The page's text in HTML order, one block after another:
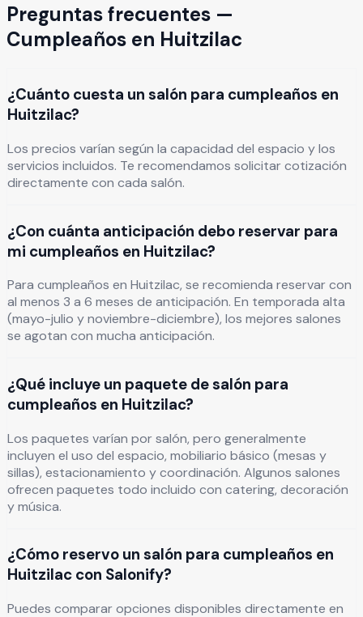
Preguntas frecuentes —
Cumpleaños en Huitzilac
¿Cuánto cuesta un salón para cumpleaños en
Huitzilac?
Los precios varían según la capacidad del espacio y los
servicios incluidos. Te recomendamos solicitar cotización
directamente con cada salón.
¿Con cuánta anticipación debo reservar para
mi cumpleaños en Huitzilac?
Para cumpleaños en Huitzilac, se recomienda reservar con
al menos 3 a 6 meses de anticipación. En temporada alta
(mayo-julio y noviembre-diciembre), los mejores salones
se agotan con mucha anticipación.
¿Qué incluye un paquete de salón para
cumpleaños en Huitzilac?
Los paquetes varían por salón, pero generalmente
incluyen el uso del espacio, mobiliario básico (mesas y
sillas), estacionamiento y coordinación. Algunos salones
ofrecen paquetes todo incluido con catering, decoración
y música.
¿Cómo reservo un salón para cumpleaños en
Huitzilac con Salonify?
Puedes comparar opciones disponibles directamente en